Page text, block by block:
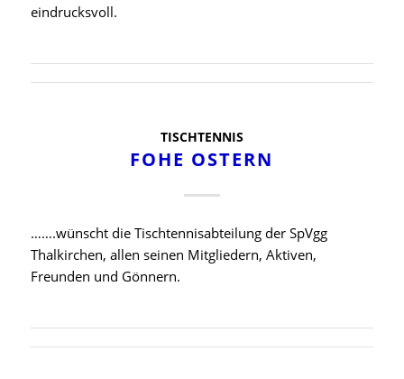
eindrucksvoll.
TISCHTENNIS
FOHE OSTERN
…….wünscht die Tischtennisabteilung der SpVgg
Thalkirchen, allen seinen Mitgliedern, Aktiven,
Freunden und Gönnern.